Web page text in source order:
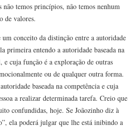
não temos princípios, não temos nenhum
de valores.
conceito da distinção entre a autoridade
primeira entendo a autoridade baseada na
cuja função é a exploração de outras
ou de qualquer outra forma.
baseada na competência e cuja
a realizar determinada tarefa. Creio que
confundidas, hoje. Se Joãozinho diz à
ela poderá julgar que lhe está inibindo a